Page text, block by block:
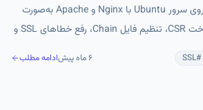
نصب گواهی SSL تجاری روی سرور Ubuntu با Nginx و Apache به‌صورت
مرحله‌به‌مرحله. آموزش ساخت CSR، تنظیم فایل Chain، رفع خطاهای SSL و
#
SSL ۶ ماه پیش ادامه مطلب